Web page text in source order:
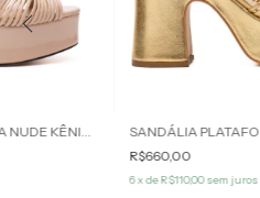
SANDÁLIA PLATAFORMA NUDE KÊNIA WERNER
R$660,00
6x deR$110,00sem juros